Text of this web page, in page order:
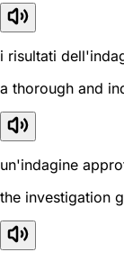
i risultati
a thorough and
un'indagine
the investigation